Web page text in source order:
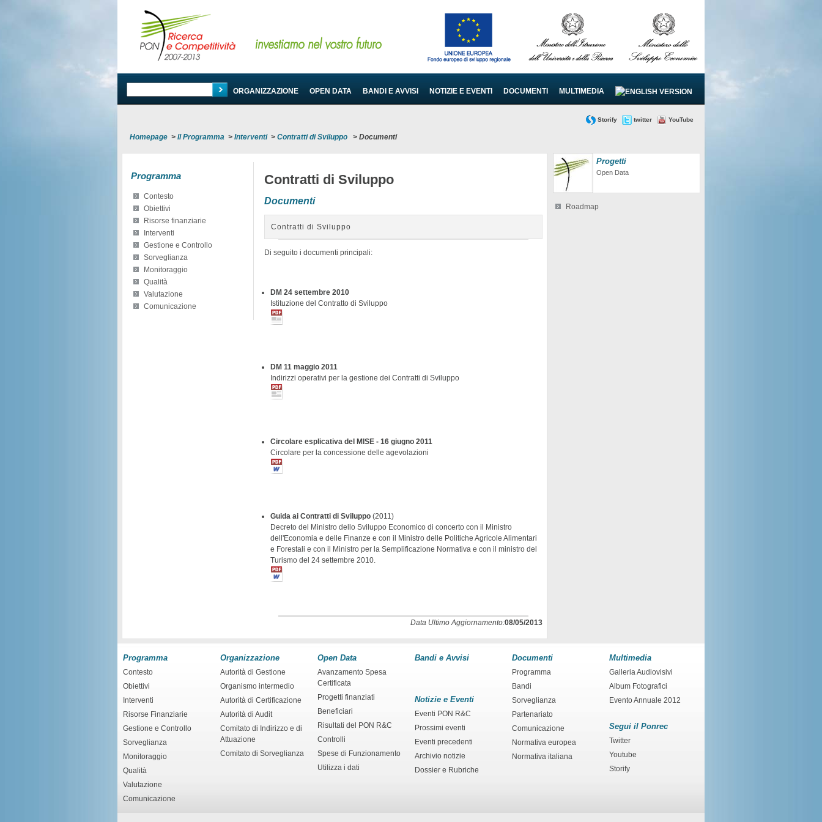
PROGRAMMA ORGANIZZAZIONE OPEN DATA BANDI E AVVISI NOTIZIE E EVENTI DOCUMENTI MULTIMEDIA
Storify twitter YouTube
Homepage > Il Programma > Interventi> Contratti di Sviluppo > Documenti
Programma
Contesto
Obiettivi
Risorse finanziarie
Interventi
Gestione e Controllo
Sorveglianza
Monitoraggio
Qualità
Valutazione
Comunicazione
Contratti di Sviluppo
Documenti
Contratti di Sviluppo
Di seguito i documenti principali:
DM 24 settembre 2010
Istituzione del Contratto di Sviluppo
DM 11 maggio 2011
Indirizzi operativi per la gestione dei Contratti di Sviluppo
Circolare esplicativa del MISE - 16 giugno 2011
Circolare per la concessione delle agevolazioni
Guida ai Contratti di Sviluppo (2011)
Decreto del Ministro dello Sviluppo Economico di concerto con il Ministro
dell'Economia e delle Finanze e con il Ministro delle Politiche Agricole Alimentari
e Forestali e con il Ministro per la Semplificazione Normativa e con il ministro del
Turismo del 24 settembre 2010.
Data Ultimo Aggiornamento:08/05/2013
Progetti
Open Data
Roadmap
Programma
Contesto
Obiettivi
Interventi
Risorse Finanziarie
Gestione e Controllo
Sorveglianza
Monitoraggio
Qualità
Valutazione
Comunicazione
Organizzazione
Autorità di Gestione
Organismo intermedio
Autorità di Certificazione
Autorità di Audit
Comitato di Indirizzo e di
Attuazione
Comitato di Sorveglianza
Open Data
Avanzamento Spesa
Certificata
Progetti finanziati
Beneficiari
Risultati del PON R&C
Controlli
Spese di Funzionamento
Utilizza i dati
Bandi e Avvisi
Notizie e Eventi
Eventi PON R&C
Prossimi eventi
Eventi precedenti
Archivio notizie
Dossier e Rubriche
Documenti
Programma
Bandi
Sorveglianza
Partenariato
Comunicazione
Normativa europea
Normativa italiana
Multimedia
Galleria Audiovisivi
Album Fotografici
Evento Annuale 2012
Segui il Ponrec
Twitter
Youtube
Storify